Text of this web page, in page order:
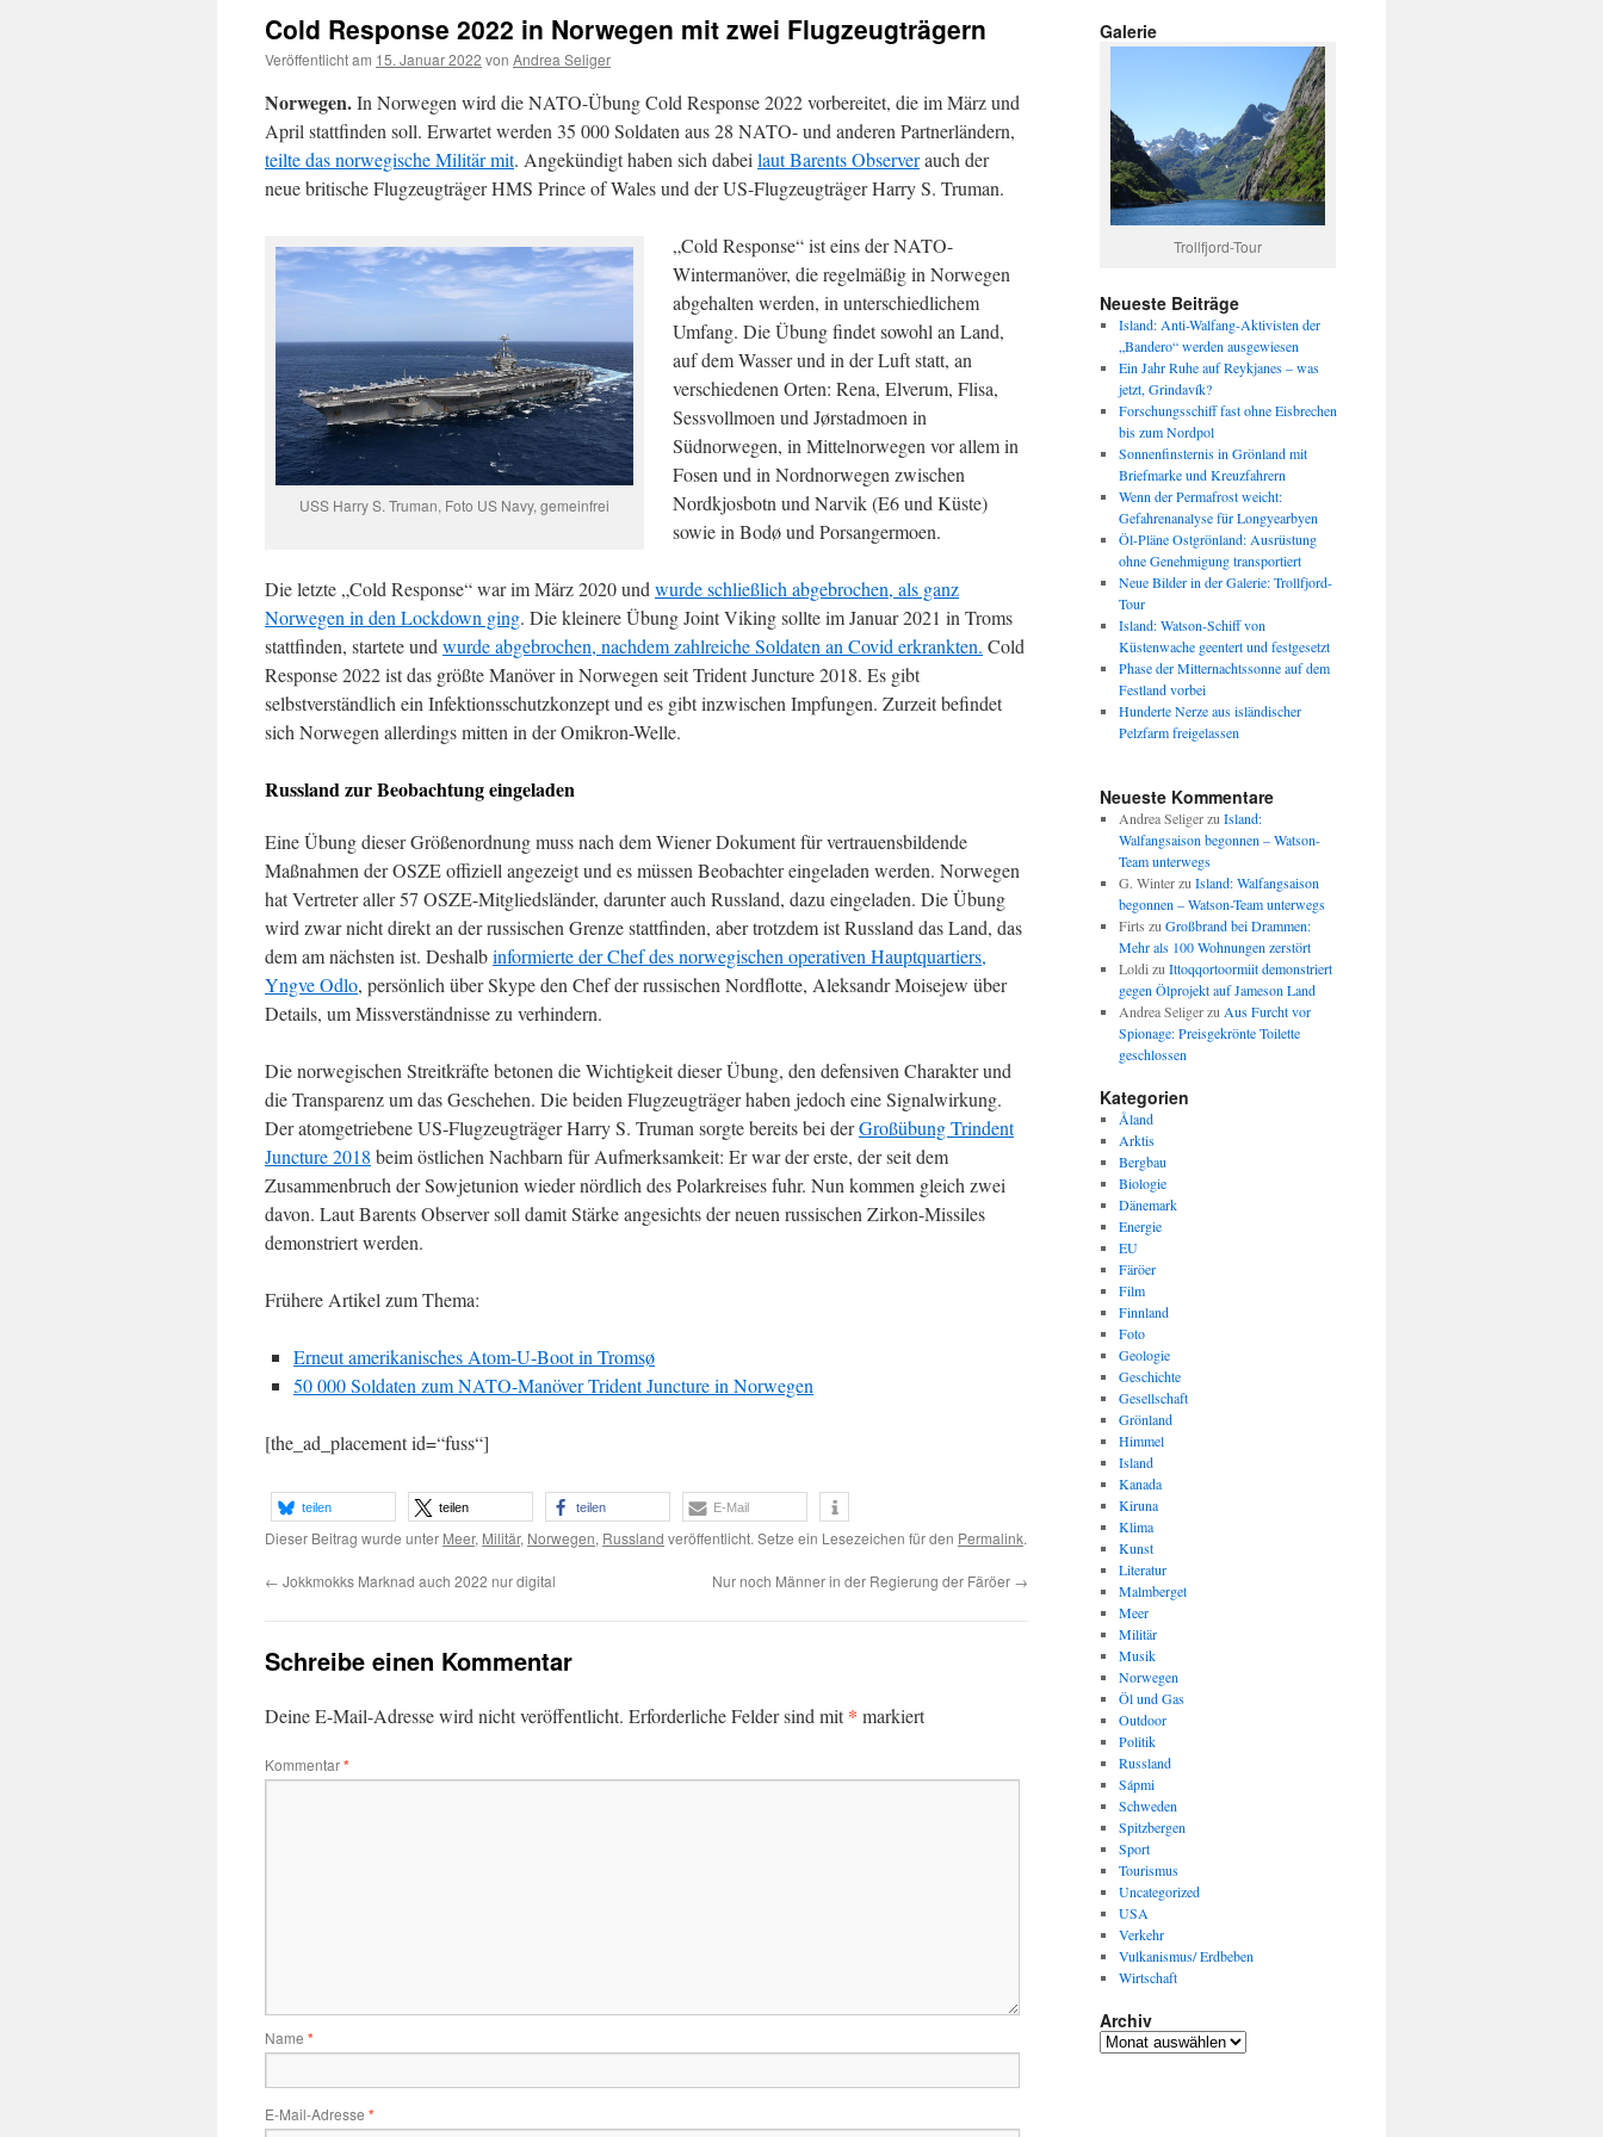
Cold Response 2022 in Norwegen mit zwei Flugzeugträgern
Veröffentlicht am 15. Januar 2022 von Andrea Seliger
Norwegen.In Norwegen wird die NATO-Übung Cold Response 2022 vorbereitet, die im März und
April stattfinden soll. Erwartet werden 35 000 Soldaten aus 28 NATO- und anderen Partnerländern,
teilte das norwegische Militär mit. Angekündigt haben sich dabei laut Barents Observerauch der
neue britische Flugzeugträger HMS Prince of Wales und der US-Flugzeugträger Harry S. Truman.
USS Harry S. Truman, Foto US Navy, gemeinfrei
„Cold Response“ ist eins der NATO-
Wintermanöver, die regelmäßig in Norwegen
abgehalten werden, in unterschiedlichem
Umfang. Die Übung findet sowohl an Land,
auf dem Wasser und in der Luft statt, an
verschiedenen Orten: Rena, Elverum, Flisa,
Sessvollmoen und Jørstadmoen in
Südnorwegen, in Mittelnorwegen vor allem in
Fosen und in Nordnorwegen zwischen
Nordkjosbotn und Narvik (E6 und Küste)
sowie in Bodø und Porsangermoen.
Die letzte „Cold Response“ war im März 2020 und wurde schließlich abgebrochen, als ganz
Norwegen in den Lockdown ging. Die kleinere Übung Joint Viking sollte im Januar 2021 in Troms
stattfinden, startete und wurde abgebrochen, nachdem zahlreiche Soldaten an Covid erkrankten. Cold
Response 2022 ist das größte Manöver in Norwegen seit Trident Juncture 2018. Es gibt
selbstverständlich ein Infektionsschutzkonzept und es gibt inzwischen Impfungen. Zurzeit befindet
sich Norwegen allerdings mitten in der Omikron-Welle.
Russland zur Beobachtung eingeladen
Eine Übung dieser Größenordnung muss nach dem Wiener Dokument für vertrauensbildende
Maßnahmen der OSZE offiziell angezeigt und es müssen Beobachter eingeladen werden. Norwegen
hat Vertreter aller 57 OSZE-Mitgliedsländer, darunter auch Russland, dazu eingeladen. Die Übung
wird zwar nicht direkt an der russischen Grenze stattfinden, aber trotzdem ist Russland das Land, das
dem am nächsten ist. Deshalbinformierte der Chef des norwegischen operativen Hauptquartiers,
Yngve Odlo, persönlich über Skype den Chef der russischen Nordflotte, Aleksandr Moisejew über
Details, um Missverständnisse zu verhindern.
Die norwegischen Streitkräfte betonen die Wichtigkeit dieser Übung, den defensiven Charakter und
die Transparenz um das Geschehen. Die beiden Flugzeugträger haben jedoch eine Signalwirkung.
Der atomgetriebene US-Flugzeugträger Harry S. Truman sorgte bereits bei derGroßübung Trindent
Juncture 2018 beim östlichen Nachbarn für Aufmerksamkeit: Er war der erste, der seit dem
Zusammenbruch der Sowjetunion wieder nördlich des Polarkreises fuhr. Nun kommen gleich zwei
davon. Laut Barents Observer soll damit Stärke angesichts der neuen russischen Zirkon-Missiles
demonstriert werden.
Frühere Artikel zum Thema:
Erneut amerikanisches Atom-U-Boot in Tromsø
50 000 Soldaten zum NATO-Manöver Trident Juncture in Norwegen
[the_ad_placement id=“fuss“]
teilen teilen teilen E-Mail
Dieser Beitrag wurde unter Meer, Militär, Norwegen, Russland veröffentlicht. Setze ein Lesezeichen für den Permalink.
← Jokkmokks Marknad auch 2022 nur digital Nur noch Männer in der Regierung der Färöer →
Schreibe einen Kommentar
Deine E-Mail-Adresse wird nicht veröffentlicht. Erforderliche Felder sind mit* markiert
Kommentar*
Name *
E-Mail-Adresse *
Galerie
Trollfjord-Tour
Neueste Beiträge
Island: Anti-Walfang-Aktivisten der
„Bandero“ werden ausgewiesen
Ein Jahr Ruhe auf Reykjanes – was
jetzt, Grindavík?
Forschungsschiff fast ohne Eisbrechen
bis zum Nordpol
Sonnenfinsternis in Grönland mit
Briefmarke und Kreuzfahrern
Wenn der Permafrost weicht:
Gefahrenanalyse für Longyearbyen
Öl-Pläne Ostgrönland: Ausrüstung
ohne Genehmigung transportiert
Neue Bilder in der Galerie: Trollfjord-
Tour
Island: Watson-Schiff von
Küstenwache geentert und festgesetzt
Phase der Mitternachtssonne auf dem
Festland vorbei
Hunderte Nerze aus isländischer
Pelzfarm freigelassen
Neueste Kommentare
Andrea Seligerzu Island:
Walfangsaison begonnen – Watson-
Team unterwegs
G. Winterzu Island: Walfangsaison
begonnen – Watson-Team unterwegs
Firts zu Großbrand bei Drammen:
Mehr als 100 Wohnungen zerstört
Loldi zu Ittoqqortoormiit demonstriert
gegen Ölprojekt auf Jameson Land
Andrea Seligerzu Aus Furcht vor
Spionage: Preisgekrönte Toilette
geschlossen
Kategorien
Åland
Arktis
Bergbau
Biologie
Dänemark
Energie
EU
Färöer
Film
Finnland
Foto
Geologie
Geschichte
Gesellschaft
Grönland
Himmel
Island
Kanada
Kiruna
Klima
Kunst
Literatur
Malmberget
Meer
Militär
Musik
Norwegen
Öl und Gas
Outdoor
Politik
Russland
Sápmi
Schweden
Spitzbergen
Sport
Tourismus
Uncategorized
USA
Verkehr
Vulkanismus/ Erdbeben
Wirtschaft
Archiv
Archiv